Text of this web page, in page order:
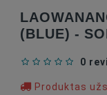
(BLUE) -
0
Produktas